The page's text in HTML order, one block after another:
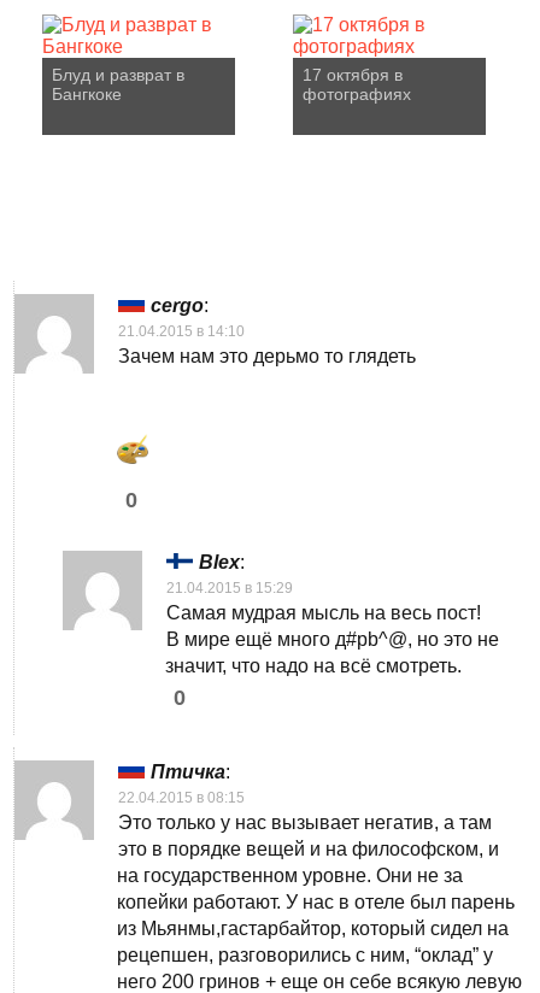
Блуд и разврат в
Бангкоке
17 октября в
фотографиях
cergo:
21.04.2015 в 14:10
Зачем нам это дерьмо то глядеть
0
Blex:
21.04.2015 в 15:29
Самая мудрая мысль на весь пост!
В мире ещё много д#pb^@, но это не
значит, что надо на всё смотреть.
0
Птичка:
22.04.2015 в 08:15
Это только у нас вызывает негатив, а там
это в порядке вещей и на философском, и
на государственном уровне. Они не за
копейки работают. У нас в отеле был парень
из Мьянмы,гастарбайтор, который сидел на
рецепшен, разговорились с ним, “оклад” у
него 200 гринов + еще он себе всякую левую